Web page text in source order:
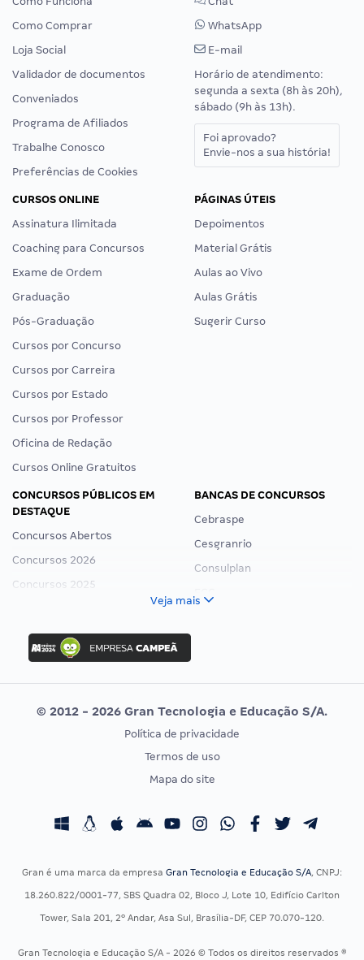
Como Comprar
Loja Social
Validador de documentos
Conveniados
Programa de Afiliados
Trabalhe Conosco
Preferências de Cookies
WhatsApp
E-mail
Horário de atendimento:
segunda a sexta (8h às 20h),
sábado (9h às 13h).
Foi aprovado?
Envie-nos a sua história!
CURSOS ONLINE
Assinatura Ilimitada
Coaching para Concursos
Exame de Ordem
Graduação
Pós-Graduação
Cursos por Concurso
Cursos por Carreira
Cursos por Estado
Cursos por Professor
Oficina de Redação
Cursos Online Gratuitos
PÁGINAS ÚTEIS
Depoimentos
Material Grátis
Aulas ao Vivo
Aulas Grátis
Sugerir Curso
CONCURSOS PÚBLICOS EM
DESTAQUE
Concursos Abertos
Concursos 2026
Concursos 2025
Concurso Nacional Unificado
Concurso Ibama
Concurso MPU
Editais publicados
BANCAS DE CONCURSOS
Cebraspe
Cesgranrio
Consulplan
Vunesp
CONCURSOS POR PROFISSÃO
Concursos Fiscais
Concursos Saúde
EXAME DE ORDEM
Calendário OAB
Veja mais
© 2012 - 2026 Gran Tecnologia e Educação S/A.
Política de privacidade
Termos de uso
Mapa do site
Gran é uma marca da empresa Gran Tecnologia e Educação S/A, CNPJ:
18.260.822/0001-77, SBS Quadra 02, Bloco J, Lote 10, Edifício Carlton
Tower, Sala 201, 2º Andar, Asa Sul, Brasília-DF, CEP 70.070-120.
Gran Tecnologia e Educação S/A - 2026 © Todos os direitos reservados ®